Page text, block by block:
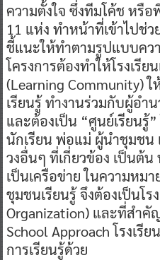
ความตั้งใจ ซึ่งทีมโค้ช หรือ
11 แห่ง ทำหน้าที่เข้าไปช่ว
ชี้แนะให้ทำตามรูปแบบคว
โครงการต้องทำให้โรงเรี
(Learning Community)
เรียนรู้ ทำงานร่วมกับผู้อำ
และต้องเป็น “ศูนย์เรียนรู้
นักเรียน พ่อแม่ ผู้นำชุมชน
วงอื่นๆ ที่เกี่ยวข้อง เป็นต้น
เป็นเครือข่าย ในความหมา
ชุมชนเรียนรู้ จึงต้องเป็นโร
Organization) และที่สำคั
School Approach โรงเรี
การเรียนรู้ด้วย